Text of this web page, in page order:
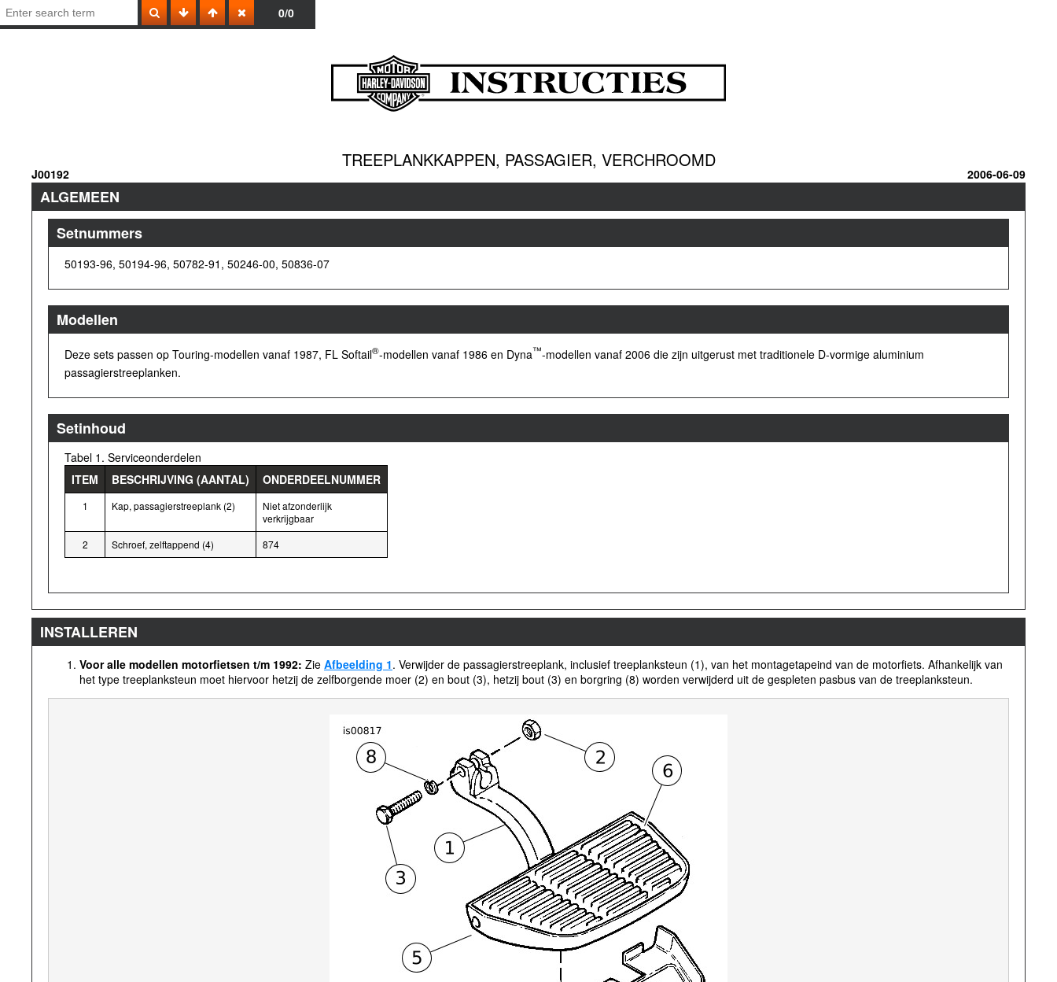
0/0
TREEPLANKKAPPEN, PASSAGIER, VERCHROOMD
J00192 2006-06-09
ALGEMEEN
Setnummers
50193-96, 50194-96, 50782-91, 50246-00, 50836-07
Modellen
Deze sets passen op Touring-modellen vanaf 1987, FL Softail®-modellen vanaf 1986 en Dyna™-modellen vanaf 2006 die zijn uitgerust met traditionele D-vormige aluminium
passagierstreeplanken.
Setinhoud
Tabel 1. Serviceonderdelen
ITEM
BESCHRIJVING (AANTAL) ONDERDEELNUMMER
1 Kap, passagierstreeplank (2)
Niet afzonderlijk
verkrijgbaar
2
Schroef, zelftappend (4) 874
INSTALLEREN
Voor alle modellen motorfietsen t/m 1992: Zie Afbeelding 1. Verwijder de passagierstreeplank, inclusief treeplanksteun (1), van het montagetapeind van de motorfiets. Afhankelijk van
het type treeplanksteun moet hiervoor hetzij de zelfborgende moer (2) en bout (3), hetzij bout (3) en borgring (8) worden verwijderd uit de gespleten pasbus van de treeplanksteun.